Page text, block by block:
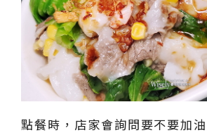
點餐時，店家會詢問要不要加